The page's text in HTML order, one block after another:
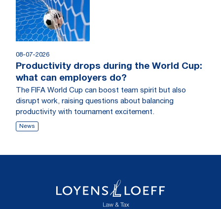
08-07-2026
Productivity drops during the World Cup:
what can employers do?
The FIFA World Cup can boost team spirit but also
disrupt work, raising questions about balancing
productivity with tournament excitement.
News